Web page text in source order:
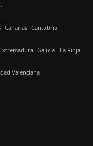
Canarias Cantabria
Extremadura Galicia La Rioja
Valenciana